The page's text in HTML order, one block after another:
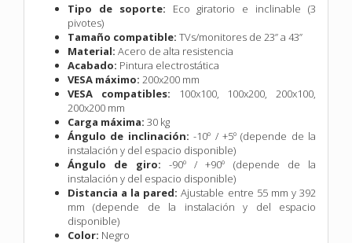
Tipo de soporte: Eco giratorio e inclinable (3
pivotes)
Tamaño compatible: TVs/monitores de 23” a 43”
Material: Acero de alta resistencia
Acabado: Pintura electrostática
VESA máximo: 200x200 mm
VESA compatibles: 100x100, 100x200, 200x100,
200x200 mm
Carga máxima: 30 kg
Ángulo de inclinación: -10º / +5º (depende de la
instalación y del espacio disponible)
Ángulo de giro: -90º / +90º (depende de la
instalación y del espacio disponible)
Distancia a la pared: Ajustable entre 55 mm y 392
mm (depende de la instalación y del espacio
disponible)
Color: Negro